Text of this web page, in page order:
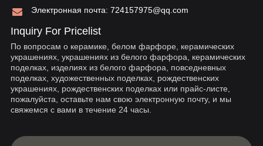
Электронная почта: 724157975@qq.com
Inquiry For Pricelist
По вопросам о керамике, белом фарфоре, керамических
украшениях, украшениях из белого фарфора, керамических
поделках, изделиях из белого фарфора, повседневных
поделках, художественных поделках, рождественских
украшениях, рождественских поделках или прайс-листе,
пожалуйста, оставьте нам свою электронную почту, и мы
свяжемся с вами в течение 24 часы.